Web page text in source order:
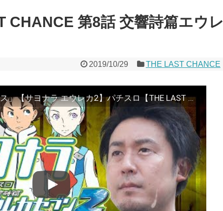
CHANCE 第8話 交響詩篇エウレ
2019/10/29 THE LAST CHANCE
まりも「ザ・ラストチャンス」【サヨナラ エウレカ2】パチスロ【THE LAST CHANCE】第8話 交響詩篇エウレカセブン2 前編